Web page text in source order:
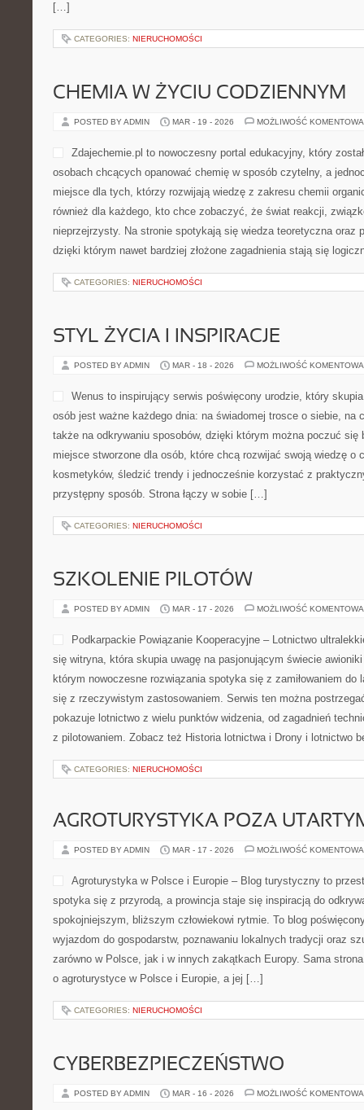
[…]
CATEGORIES: NIERUCHOMOŚCI
CHEMIA W ŻYCIU CODZIENNYM
POSTED BY ADMIN MAR - 19 - 2026 MOŻLIWOŚĆ
Zdajechemie.pl to nowoczesny portal edukacyjny, który
osobach chcących opanować chemię w sposób czytelny, a
miejsce dla tych, którzy rozwijają wiedzę z zakresu chemii
również dla każdego, kto chce zobaczyć, że świat reakcji,
nieprzejrzysty. Na stronie spotykają się wiedza teoretyczna oraz
dzięki którym nawet bardziej złożone zagadnienia stają się
CATEGORIES: NIERUCHOMOŚCI
STYL ŻYCIA I INSPIRACJE
POSTED BY ADMIN MAR - 18 - 2026 MOŻLIWOŚĆ
Wenus to inspirujący serwis poświęcony urodzie, który
osób jest ważne każdego dnia: na świadomej trosce o siebie, na
także na odkrywaniu sposobów, dzięki którym można poczuć się
miejsce stworzone dla osób, które chcą rozwijać swoją wiedzę o
kosmetyków, śledzić trendy i jednocześnie korzystać z
przystępny sposób. Strona łączy w sobie […]
CATEGORIES: NIERUCHOMOŚCI
SZKOLENIE PILOTÓW
POSTED BY ADMIN MAR - 17 - 2026 MOŻLIWOŚĆ
Podkarpackie Powiązanie Kooperacyjne – Lotnictwo
się witryna, która skupia uwagę na pasjonującym świecie
którym nowoczesne rozwiązania spotyka się z zamiłowaniem do
się z rzeczywistym zastosowaniem. Serwis ten można
pokazuje lotnictwo z wielu punktów widzenia, od zagadnień
z pilotowaniem. Zobacz też Historia lotnictwa i Drony i lotnictwo
CATEGORIES: NIERUCHOMOŚCI
AGROTURYSTYKA POZA
POSTED BY ADMIN MAR - 17 - 2026 MOŻLIWOŚĆ
Agroturystyka w Polsce i Europie – Blog turystyczny to
spotyka się z przyrodą, a prowincja staje się inspiracją do
spokojniejszym, bliższym człowiekowi rytmie. To blog
wyjazdom do gospodarstw, poznawaniu lokalnych tradycji oraz
zarówno w Polsce, jak i w innych zakątkach Europy. Sama
o agroturystyce w Polsce i Europie, a jej […]
CATEGORIES: NIERUCHOMOŚCI
CYBERBEZPIECZEŃSTWO
POSTED BY ADMIN MAR - 16 - 2026 MOŻLIWOŚĆ